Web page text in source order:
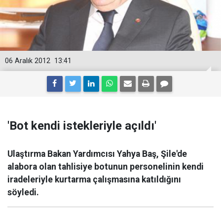
13:41
06 Aralık 2012
'Bot kendi istekleriyle açıldı'
Ulaştırma Bakan Yardımcısı Yahya Baş, Şile'de
alabora olan tahlisiye botunun personelinin kendi
iradeleriyle kurtarma çalışmasına katıldığını
söyledi.